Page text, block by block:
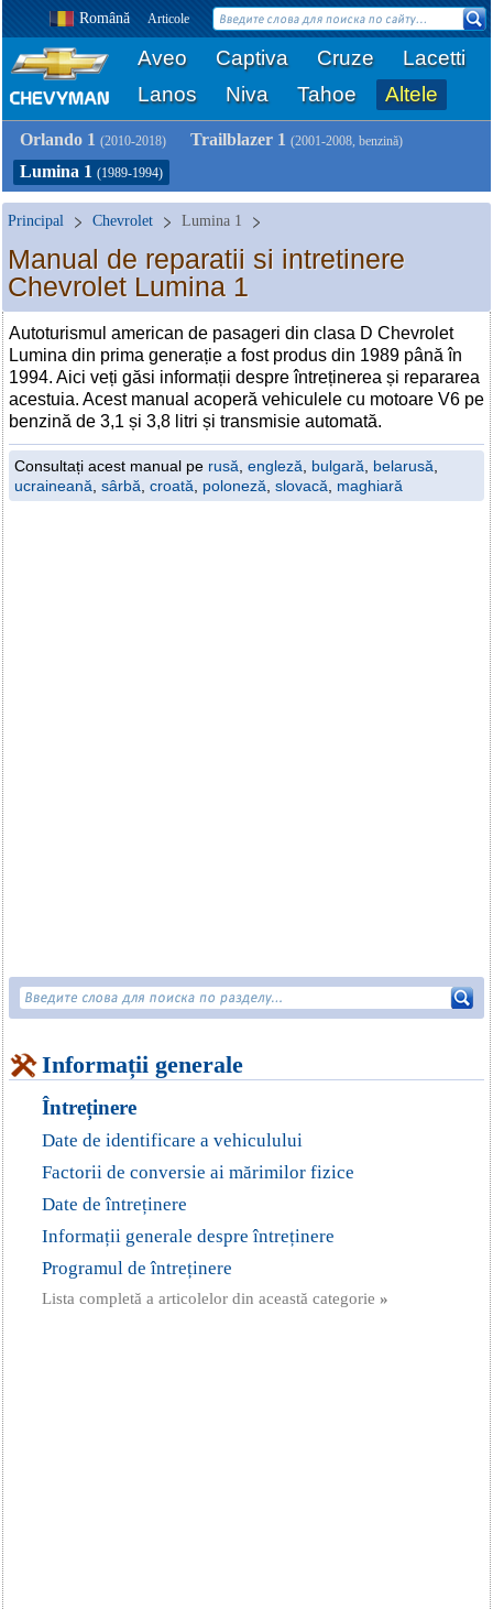
Română Articole
Aveo Captiva Cruze
Lacetti
Lanos
Niva Tahoe Altele
Orlando 1 (2010-2018) Trailblazer 1 (2001-2008, benzină)
Lumina 1 (1989-1994)
Principal Chevrolet Lumina 1
Manual de reparatii si intretinere
Chevrolet Lumina 1
Autoturismul american de pasageri din clasa D Chevrolet
Lumina din prima generație a fost produs din 1989 până în
1994. Aici veți găsi informații despre întreținerea și repararea
acestuia. Acest manual acoperă vehiculele cu motoare V6 pe
benzină de 3,1 și 3,8 litri și transmisie automată.
Consultați acest manual pe rusă engleză bulgară belarusă
ucraineană sârbă croată poloneză slovacă maghiară
Informații generale
Întreținere
Date de identificare a vehiculului
Factorii de conversie ai mărimilor fizice
Date de întreținere
Informații generale despre întreținere
Programul de întreținere
Lista completă a articolelor din această categorie »